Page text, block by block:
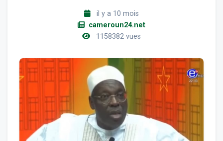
il y a 10 mois
cameroun24.net
1158382 vues